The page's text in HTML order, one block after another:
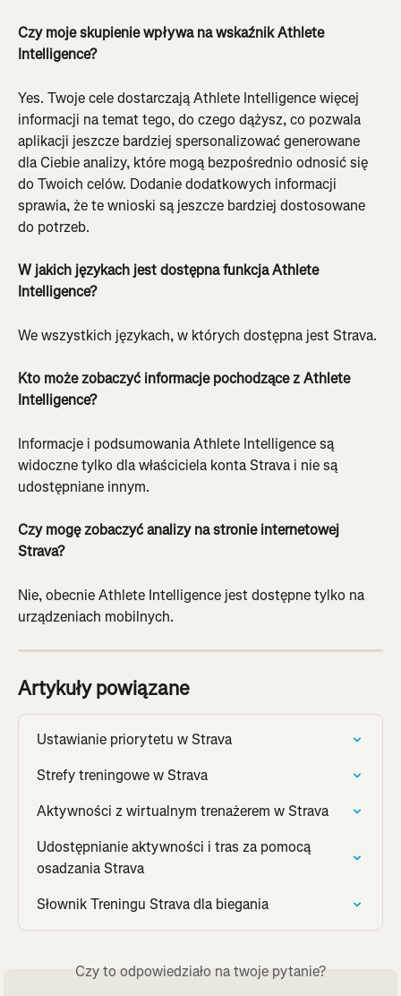
Czy moje skupienie wpływa na wskaźnik Athlete
Intelligence?
Yes. Twoje cele dostarczają Athlete Intelligence więcej
informacji na temat tego, do czego dążysz, co pozwala
aplikacji jeszcze bardziej spersonalizować generowane
dla Ciebie analizy, które mogą bezpośrednio odnosić się
do Twoich celów. Dodanie dodatkowych informacji
sprawia, że te wnioski są jeszcze bardziej dostosowane
do potrzeb.
W jakich językach jest dostępna funkcja Athlete
Intelligence?
We wszystkich językach, w których dostępna jest Strava.
Kto może zobaczyć informacje pochodzące z Athlete
Intelligence?
Informacje i podsumowania Athlete Intelligence są
widoczne tylko dla właściciela konta Strava i nie są
udostępniane innym.
Czy mogę zobaczyć analizy na stronie internetowej
Strava?
Nie, obecnie Athlete Intelligence jest dostępne tylko na
urządzeniach mobilnych.
Artykuły powiązane
Ustawianie priorytetu w Strava
Strefy treningowe w Strava
Aktywności z wirtualnym trenażerem w Strava
Udostępnianie aktywności i tras za pomocą
osadzania Strava
Słownik Treningu Strava dla biegania
Czy to odpowiedziało na twoje pytanie?